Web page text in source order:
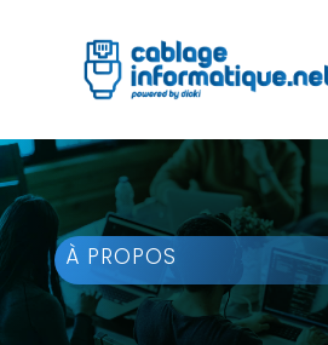
À PROPOS